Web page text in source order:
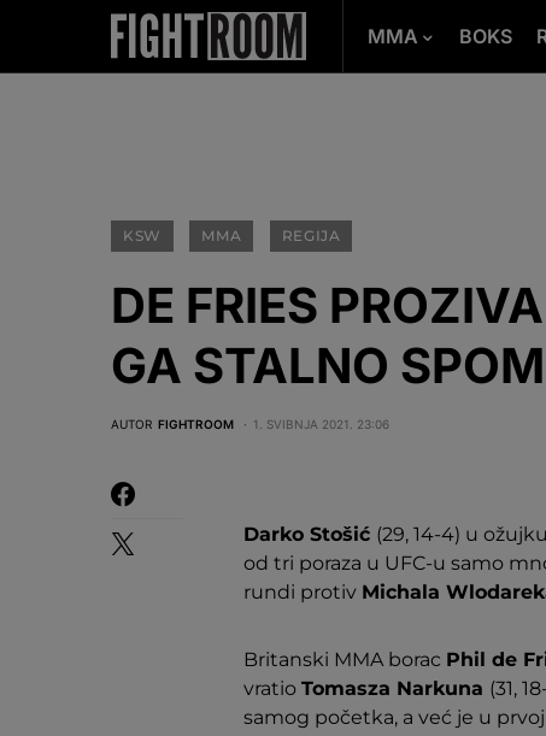
MMA BOKS
KSW MMA REGIJA
DE FRIES
GA STALNO
AUTOR FIGHTROOM 1. SVIBNJA 2021. 23:06
Darko Stošić (29, 14-4) u
od tri poraza u UFC-u samo
rundi protiv Michala
Britanski MMA borac Phil de
vratio Tomasza Narkuna (31,
samog početka, a već je u